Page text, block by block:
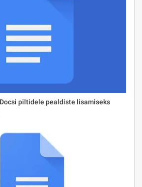
piltidele pealdiste lisamiseks